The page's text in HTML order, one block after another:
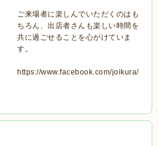
ご来場者に楽しんでいただくのはも
ちろん、出店者さんも楽しい時間を
共に過ごせることを心がけていま
す。
https://www.facebook.com/joikura/